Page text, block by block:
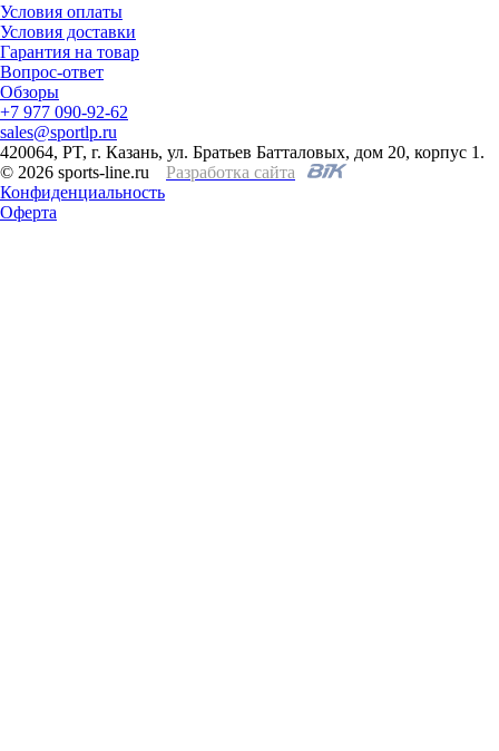
Условия оплаты
Условия доставки
Гарантия на товар
Вопрос-ответ
Обзоры
+7 977 090-92-62
sales@sportlp.ru
420064, PT, г. Казань, ул. Братьев Батталовых, дом 20, корпус 1.
© 2026 sports-line.ru
Разработка сайта
Конфиденциальность
Оферта